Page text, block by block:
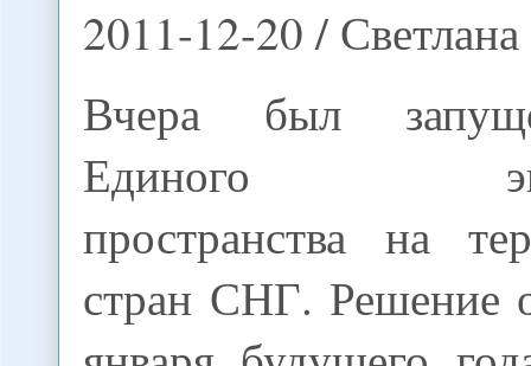
2011-12-20 /
Вчера был
Единого
пространства на
стран СНГ. Решение